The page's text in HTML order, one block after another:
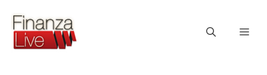
contenuto